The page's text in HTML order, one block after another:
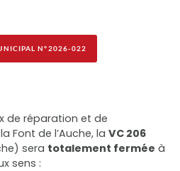
N°2026-022
de réparation et de
Font de l’Auche, la VC 206
sera totalement fermée à
sens :